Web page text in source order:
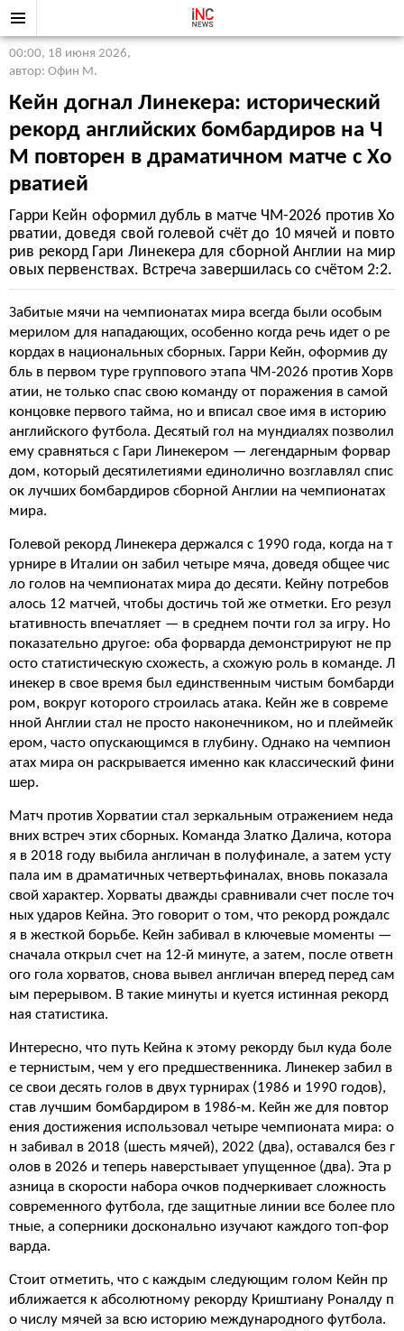
00:00, 18 июня 2026,
автор: Офин М.
Кейн догнал Линекера: исторический
рекорд английских бомбардиров на Ч
М повторен в драматичном матче с Хо
рватией
Гарри Кейн оформил дубль в матче ЧМ-2026 против Хо
рватии, доведя свой голевой счёт до 10 мячей и повто
рив рекорд Гари Линекера для сборной Англии на мир
овых первенствах. Встреча завершилась со счётом 2:2.
Забитые мячи на чемпионатах мира всегда были особым
мерилом для нападающих, особенно когда речь идет о ре
кордах в национальных сборных. Гарри Кейн, оформив ду
бль в первом туре группового этапа ЧМ-2026 против Хорв
атии, не только спас свою команду от поражения в самой
концовке первого тайма, но и вписал свое имя в историю
английского футбола. Десятый гол на мундиалях позволил
ему сравняться с Гари Линекером — легендарным форвар
дом, который десятилетиями единолично возглавлял спис
ок лучших бомбардиров сборной Англии на чемпионатах
мира.
Голевой рекорд Линекера держался с 1990 года, когда на т
урнире в Италии он забил четыре мяча, доведя общее чис
ло голов на чемпионатах мира до десяти. Кейну потребов
алось 12 матчей, чтобы достичь той же отметки. Его резул
ьтативность впечатляет — в среднем почти гол за игру. Но
показательно другое: оба форварда демонстрируют не пр
осто статистическую схожесть, а схожую роль в команде. Л
инекер в свое время был единственным чистым бомбарди
ром, вокруг которого строилась атака. Кейн же в совреме
нной Англии стал не просто наконечником, но и плеймейк
ером, часто опускающимся в глубину. Однако на чемпион
атах мира он раскрывается именно как классический фини
шер.
Матч против Хорватии стал зеркальным отражением неда
вних встреч этих сборных. Команда Златко Далича, котора
я в 2018 году выбила англичан в полуфинале, а затем усту
пала им в драматичных четвертьфиналах, вновь показала
свой характер. Хорваты дважды сравнивали счет после точ
ных ударов Кейна. Это говорит о том, что рекорд рождалс
я в жесткой борьбе. Кейн забивал в ключевые моменты —
сначала открыл счет на 12-й минуте, а затем, после ответн
ого гола хорватов, снова вывел англичан вперед перед сам
ым перерывом. В такие минуты и куется истинная рекорд
ная статистика.
Интересно, что путь Кейна к этому рекорду был куда боле
е тернистым, чем у его предшественника. Линекер забил в
се свои десять голов в двух турнирах (1986 и 1990 годов),
став лучшим бомбардиром в 1986-м. Кейн же для повтор
ения достижения использовал четыре чемпионата мира: о
н забивал в 2018 (шесть мячей), 2022 (два), оставался без г
олов в 2026 и теперь наверстывает упущенное (два). Эта р
азница в скорости набора очков подчеркивает сложность
современного футбола, где защитные линии все более пло
тные, а соперники досконально изучают каждого топ-фор
варда.
Стоит отметить, что с каждым следующим голом Кейн пр
иближается к абсолютному рекорду Криштиану Роналду п
о числу мячей за всю историю международного футбола.